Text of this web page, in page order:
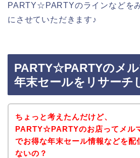
PARTY☆PARTYのラインなどを
にさせていただきます♪
PARTY☆PARTYのメ
年末セールをリサーチ
ちょっと考えたんだけど、
PARTY☆PARTYのお店ってメル
でお得な年末セール情報などを配
ないの？